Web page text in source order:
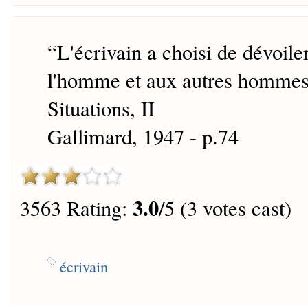
“L'écrivain a choisi de
l'homme et aux autres
Situations, II
Gallimard, 1947 - p.74
3563 Rating: 3.0/5 (3 votes cast)
écrivain